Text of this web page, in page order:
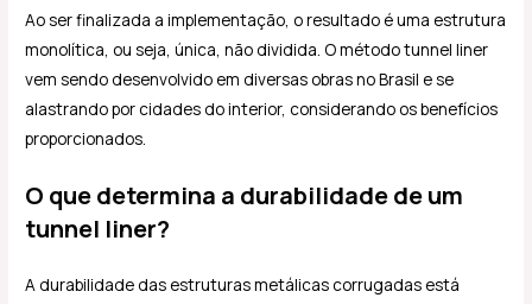
Ao ser finalizada a implementação, o resultado é uma estrutura
monolítica, ou seja, única, não dividida. O método tunnel liner
vem sendo desenvolvido em diversas obras no Brasil e se
alastrando por cidades do interior, considerando os benefícios
proporcionados.
O que determina a durabilidade de um
tunnel liner?
A durabilidade das estruturas metálicas corrugadas está